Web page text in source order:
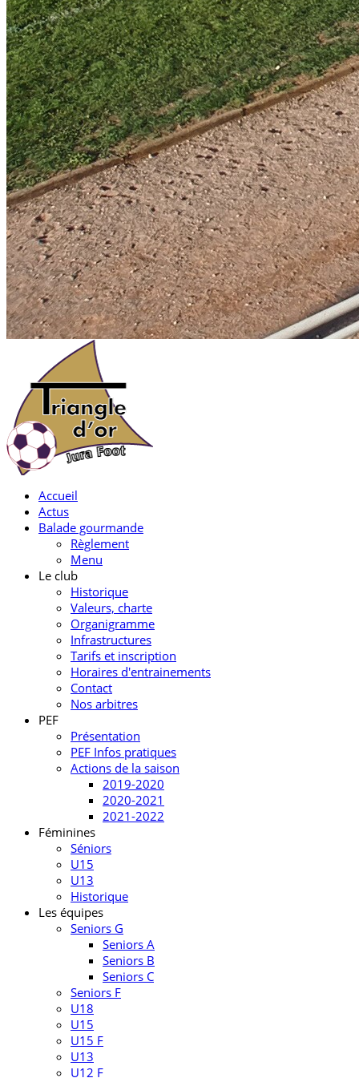
Accueil
Actus
Balade gourmande
Règlement
Menu
Le club
Historique
Valeurs, charte
Organigramme
Infrastructures
Tarifs et inscription
Horaires d'entrainements
Contact
Nos arbitres
PEF
Présentation
PEF Infos pratiques
Actions de la saison
2019-2020
2020-2021
2021-2022
Féminines
Séniors
U15
U13
Historique
Les équipes
Seniors G
Seniors A
Seniors B
Seniors C
Seniors F
U18
U15
U15 F
U13
U12 F